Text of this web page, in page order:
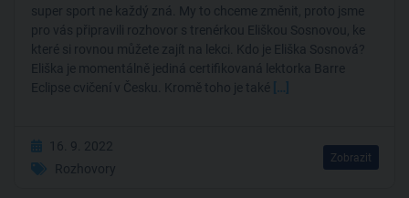
super sport ne každý zná. My to chceme změnit, proto jsme
pro vás připravili rozhovor s trenérkou Eliškou Sosnovou, ke
které si rovnou můžete zajít na lekci. Kdo je Eliška Sosnová?
Eliška je momentálně jediná certifikovaná lektorka Barre
Eclipse cvičení v Česku. Kromě toho je také […]
16. 9. 2022
Rozhovory
Zobrazit